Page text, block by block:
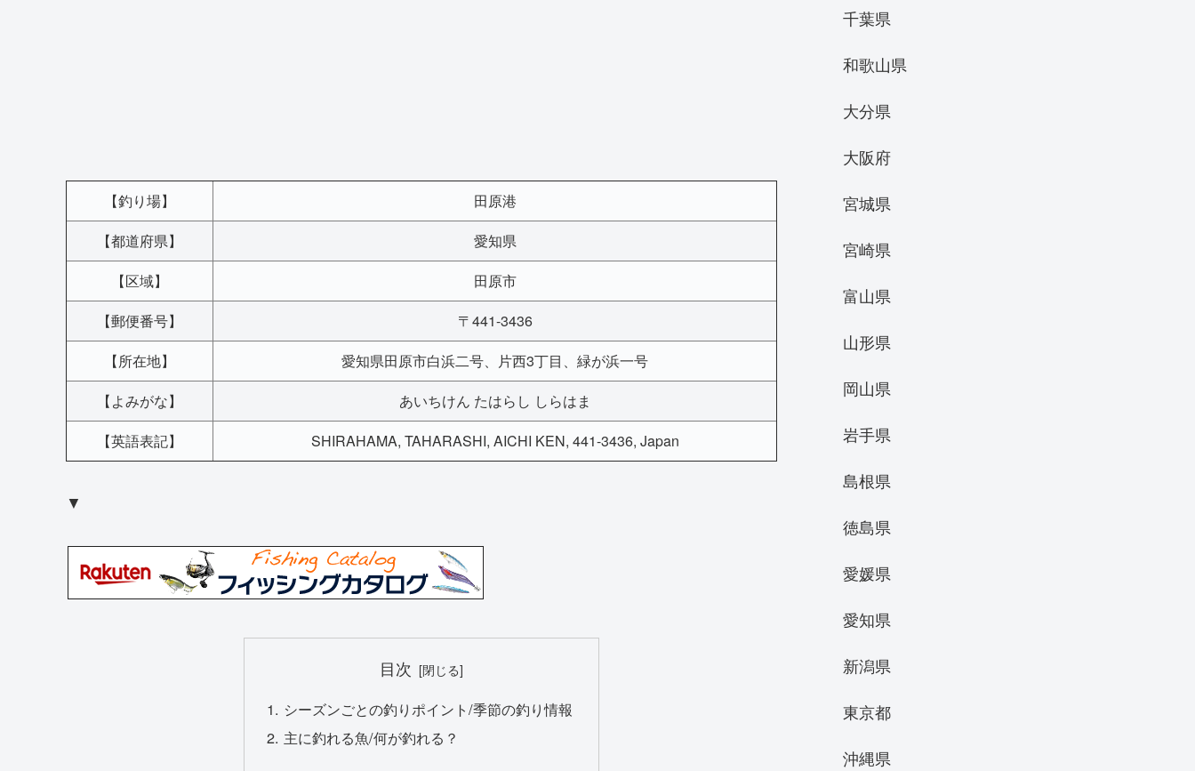
【釣り場】
田原港
【都道府県】
愛知県
【区域】
田原市
【郵便番号】
〒441-3436
【所在地】
愛知県田原市白浜二号、片西3丁目、緑が浜一号
【よみがな】
あいちけん たはらし しらはま
【英語表記】
SHIRAHAMA, TAHARASHI, AICHI KEN, 441-3436, Japan
▼
目次
シーズンごとの釣りポイント/季節の釣り情報
主に釣れる魚/何が釣れる？
千葉県
和歌山県
大分県
大阪府
宮城県
宮崎県
富山県
山形県
岡山県
岩手県
島根県
徳島県
愛媛県
愛知県
新潟県
東京都
沖縄県